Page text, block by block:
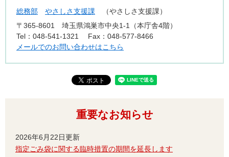
総務部 やさしさ支援課
やさしさ支援課
〒365-8601
埼玉県鴻巣市中央1-1（本庁舎4階）
Tel：048-541-1321
Fax：048-577-8466
メールでのお問い合わせはこちら
重要なお知らせ
2026年6月22日更新
指定ごみ袋に関する臨時措置の期間を延長します